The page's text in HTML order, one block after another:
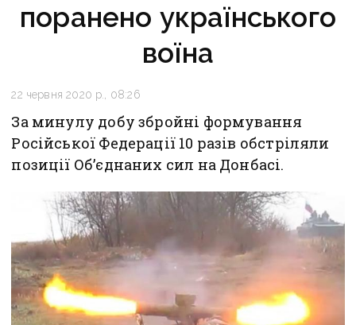
поранено українського
воїна
22 червня 2020 р., 08:26
За минулу добу збройні формування
Російської Федерації 10 разів обстріляли
позиції Об’єднаних сил на Донбасі.